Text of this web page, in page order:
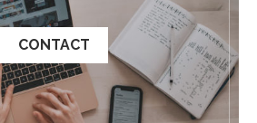
CONTACT